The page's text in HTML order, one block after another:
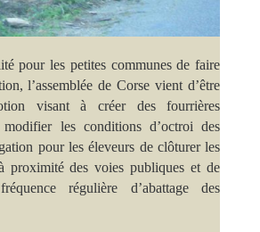
pour les petites communes de faire
l’assemblée de Corse vient d’être
visant à créer des fourrières
les conditions d’octroi des
pour les éleveurs de clôturer les
proximité des voies publiques et de
régulière d’abattage des